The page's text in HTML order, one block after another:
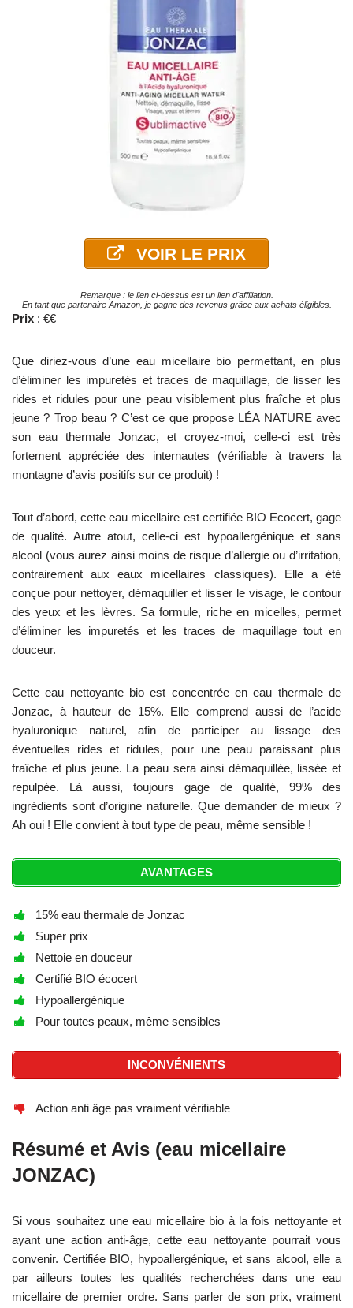
VOIR LE PRIX
Remarque : le lien ci-dessus est un lien d'affiliation.
En tant que partenaire Amazon, je gagne des revenus grâce aux achats éligibles.
Prix : €€
Que diriez-vous d’une eau micellaire bio permettant, en plus
d’éliminer les impuretés et traces de maquillage, de lisser les
rides et ridules pour une peau visiblement plus fraîche et plus
jeune ? Trop beau ? C’est ce que propose LÉA NATURE avec
son eau thermale Jonzac, et croyez-moi, celle-ci est très
fortement appréciée des internautes (vérifiable à travers la
montagne d’avis positifs sur ce produit) !
Tout d’abord, cette eau micellaire est certifiée BIO Ecocert, gage
de qualité. Autre atout, celle-ci est hypoallergénique et sans
alcool (vous aurez ainsi moins de risque d’allergie ou d’irritation,
contrairement aux eaux micellaires classiques). Elle a été
conçue pour nettoyer, démaquiller et lisser le visage, le contour
des yeux et les lèvres. Sa formule, riche en micelles, permet
d’éliminer les impuretés et les traces de maquillage tout en
douceur.
Cette eau nettoyante bio est concentrée en eau thermale de
Jonzac, à hauteur de 15%. Elle comprend aussi de l’acide
hyaluronique naturel, afin de participer au lissage des
éventuelles rides et ridules, pour une peau paraissant plus
fraîche et plus jeune. La peau sera ainsi démaquillée, lissée et
repulpée. Là aussi, toujours gage de qualité, 99% des
ingrédients sont d’origine naturelle. Que demander de mieux ?
Ah oui ! Elle convient à tout type de peau, même sensible !
AVANTAGES
15% eau thermale de Jonzac
Super prix
Nettoie en douceur
Certifié BIO écocert
Hypoallergénique
Pour toutes peaux, même sensibles
INCONVÉNIENTS
Action anti âge pas vraiment vérifiable
Résumé et Avis (eau micellaire
JONZAC)
Si vous souhaitez une eau micellaire bio à la fois nettoyante et
ayant une action anti-âge, cette eau nettoyante pourrait vous
convenir. Certifiée BIO, hypoallergénique, et sans alcool, elle a
par ailleurs toutes les qualités recherchées dans une eau
micellaire de premier ordre. Sans parler de son prix, vraiment